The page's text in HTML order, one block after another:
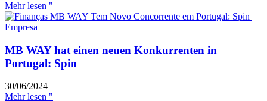
Mehr lesen "
MB WAY hat einen neuen Konkurrenten in
Portugal: Spin
30/06/2024
Mehr lesen "